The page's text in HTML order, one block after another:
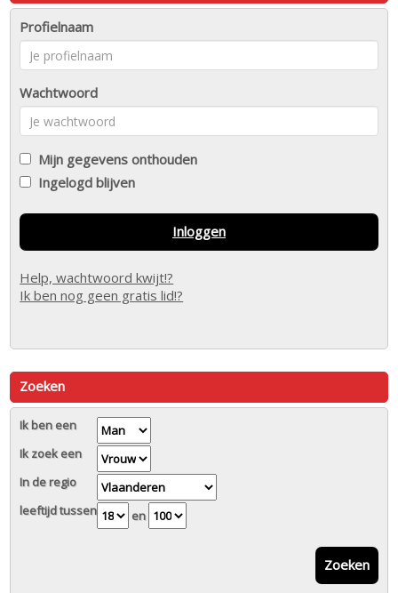
Profielnaam
Wachtwoord
Mijn gegevens onthouden
Ingelogd blijven
Inloggen
Help, wachtwoord kwijt!?
Ik ben nog geen gratis lid!?
Zoeken
Ik ben een
Ik zoek een
In de regio
leeftijd tussen
en
Zoeken